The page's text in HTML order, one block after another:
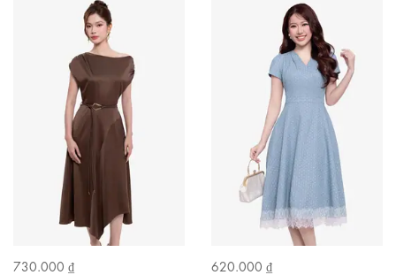
730.000 ₫
620.000 ₫